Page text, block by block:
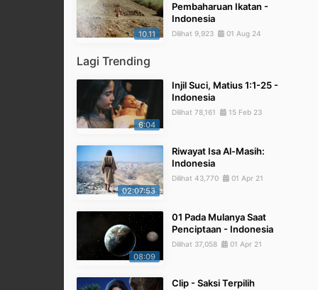
10.11
Pembaharuan Ikatan -
Indonesia
Dilihat 9,923 01 Aug 24
Lagi Trending
6:04
Injil Suci, Matius 1:1-25 -
Indonesia
Dilihat 78,161 15 Feb 23
02:07:53
Riwayat Isa Al-Masih:
Indonesia
Dilihat 43,770 01 Apr 21
08:09
01 Pada Mulanya Saat
Penciptaan - Indonesia
Dilihat 37,058 01 Apr 21
Clip - Saksi Terpilih